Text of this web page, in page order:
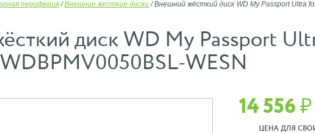
периферия /Внешние жесткие диски /Внешний жёсткий диск WD My Passport Ultra
диск WD My Passport
WESN
14 556 ₽
ЦЕНА ДЛЯ